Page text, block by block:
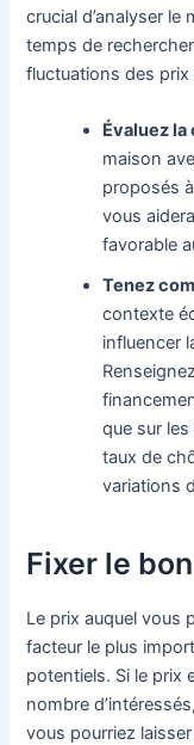
crucial d’analyser le
temps de
fluctuations des
Évaluez
maison
proposés
vous
favorable
Tenez
contexte
influencer
que sur
taux de
variations
Fixer le
Le prix auquel vous
facteur le plus
potentiels. Si le prix
nombre
vous pourriez